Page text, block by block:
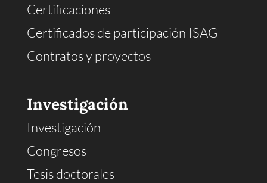
Certificaciones
Certificados de participación ISAG
Contratos y proyectos
Investigación
Investigación
Congresos
Tesis doctorales